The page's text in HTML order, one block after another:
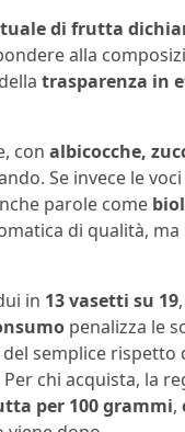
di frutta
alla
trasparenza in
con albicocche,
Se invece le
parole come
di qualità,
in 13 vasetti su 19
penalizza le
semplice rispetto
chi acquista, la
per 100 grammi,